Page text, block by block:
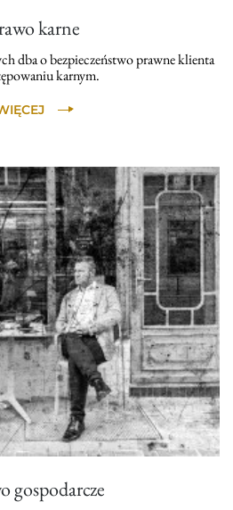
karne
dba o bezpieczeństwo prawne klienta
karnym.
gospodarcze